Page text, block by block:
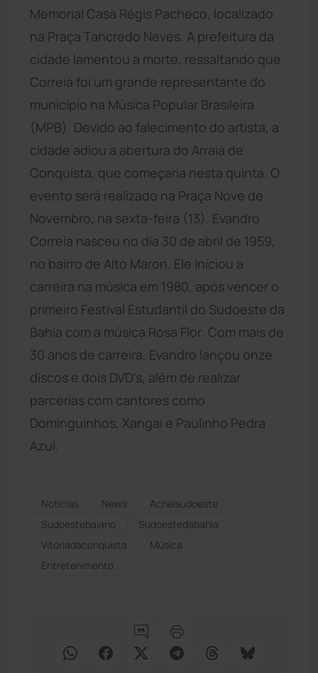
Memorial Casa Régis Pacheco, localizado
na Praça Tancredo Neves. A prefeitura da
cidade lamentou a morte, ressaltando que
Correia foi um grande representante do
município na Música Popular Brasileira
(MPB). Devido ao falecimento do artista, a
cidade adiou a abertura do Arraiá de
Conquista, que começaria nesta quinta. O
evento será realizado na Praça Nove de
Novembro, na sexta-feira (13). Evandro
Correia nasceu no dia 30 de abril de 1959,
no bairro de Alto Maron. Ele iniciou a
carreira na música em 1980, após vencer o
primeiro Festival Estudantil do Sudoeste da
Bahia com a música Rosa Flor. Com mais de
30 anos de carreira, Evandro lançou onze
discos e dois DVD's, além de realizar
parcerias com cantores como
Dominguinhos, Xangai e Paulinho Pedra
Azul.
Notícias News
Acheisudoeste
Sudoestebaiano
Sudoestedabahia
Vitóriadaconquista
Música
Entretenimento